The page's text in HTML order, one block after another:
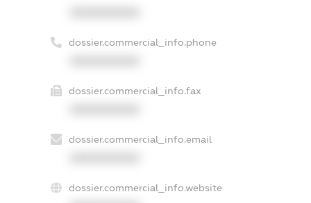
dossier.commercial_info.phone
dossier.commercial_info.fax
dossier.commercial_info.email
dossier.commercial_info.website